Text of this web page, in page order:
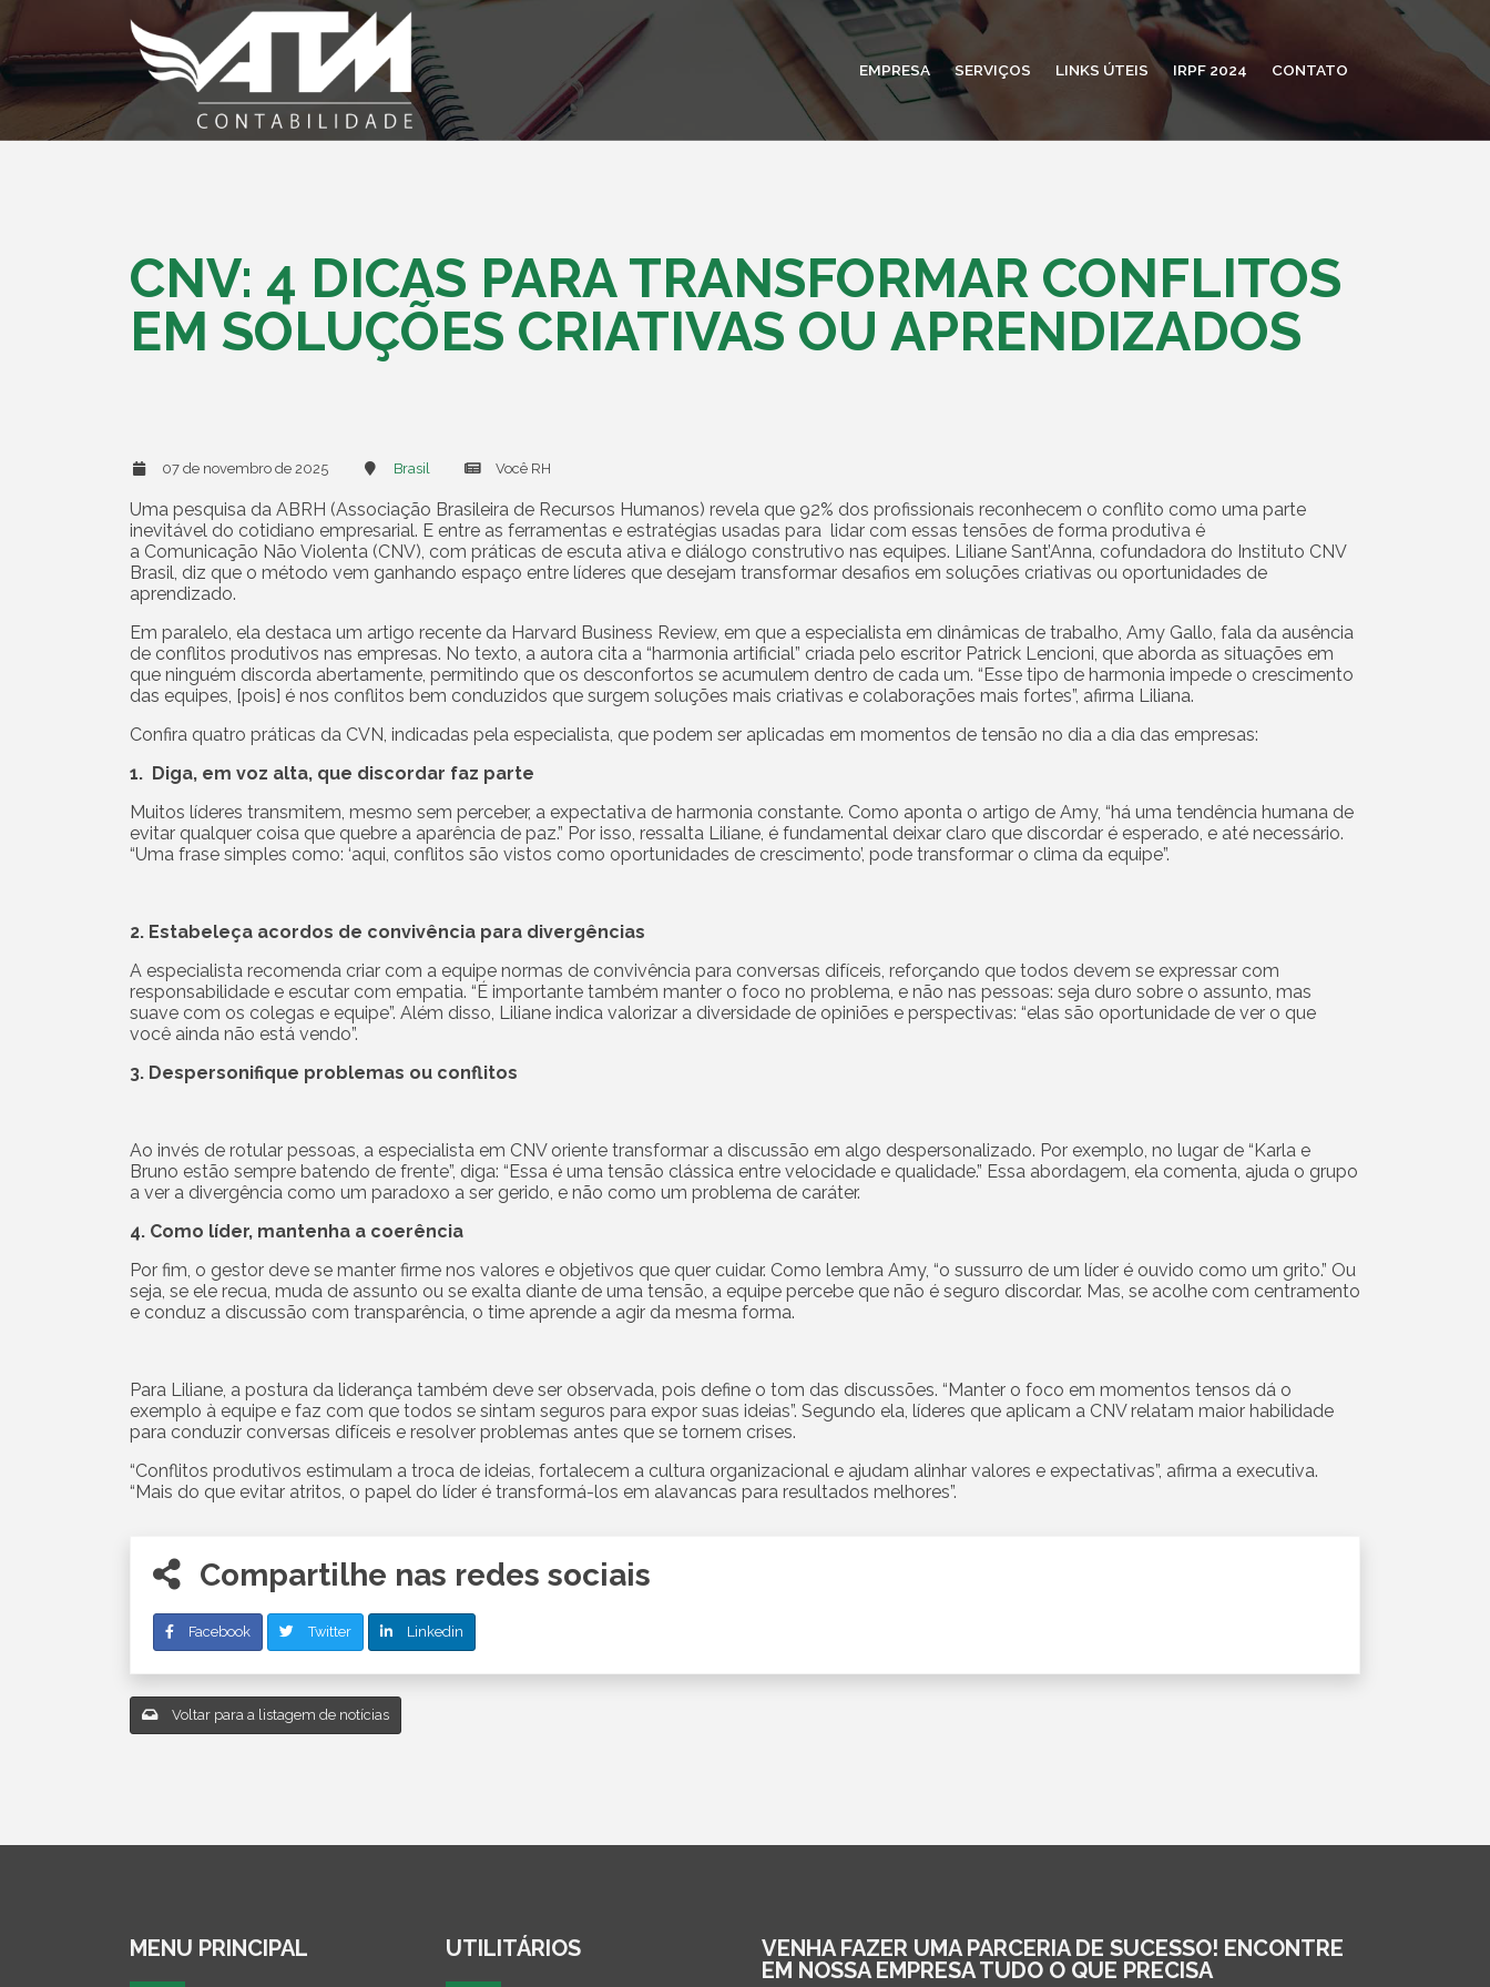
EMPRESA SERVIÇOS LINKS ÚTEIS IRPF 2024 CONTATO
CNV: 4 DICAS PARA TRANSFORMAR CONFLITOS
EM SOLUÇÕES CRIATIVAS OU APRENDIZADOS
07 de novembro de 2025 Brasil Você RH
Uma pesquisa da ABRH (Associação Brasileira de Recursos Humanos) revela que 92% dos profissionais reconhecem o conflito como uma parte
inevitável do cotidiano empresarial. E entre as ferramentas e estratégias usadas para lidar com essas tensões de forma produtiva é
a Comunicação Não Violenta (CNV), com práticas de escuta ativa e diálogo construtivo nas equipes. Liliane Sant’Anna, cofundadora do Instituto CNV
Brasil, diz que o método vem ganhando espaço entre líderes que desejam transformar desafios em soluções criativas ou oportunidades de
aprendizado.
Em paralelo, ela destaca um artigo recente da Harvard Business Review, em que a especialista em dinâmicas de trabalho, Amy Gallo, fala da ausência
de conflitos produtivos nas empresas. No texto, a autora cita a “harmonia artificial” criada pelo escritor Patrick Lencioni, que aborda as situações em
que ninguém discorda abertamente, permitindo que os desconfortos se acumulem dentro de cada um. “Esse tipo de harmonia impede o crescimento
das equipes, [pois] é nos conflitos bem conduzidos que surgem soluções mais criativas e colaborações mais fortes”, afirma Liliana.
Confira quatro práticas da CVN, indicadas pela especialista, que podem ser aplicadas em momentos de tensão no dia a dia das empresas:
1. Diga, em voz alta, que discordar faz parte
Muitos líderes transmitem, mesmo sem perceber, a expectativa de harmonia constante. Como aponta o artigo de Amy, “há uma tendência humana de
evitar qualquer coisa que quebre a aparência de paz.” Por isso, ressalta Liliane, é fundamental deixar claro que discordar é esperado, e até necessário.
“Uma frase simples como: ‘aqui, conflitos são vistos como oportunidades de crescimento’, pode transformar o clima da equipe”.
2. Estabeleça acordos de convivência para divergências
A especialista recomenda criar com a equipe normas de convivência para conversas difíceis, reforçando que todos devem se expressar com
responsabilidade e escutar com empatia. “É importante também manter o foco no problema, e não nas pessoas: seja duro sobre o assunto, mas
suave com os colegas e equipe”. Além disso, Liliane indica valorizar a diversidade de opiniões e perspectivas: “elas são oportunidade de ver o que
você ainda não está vendo”.
3. Despersonifique problemas ou conflitos
Ao invés de rotular pessoas, a especialista em CNV oriente transformar a discussão em algo despersonalizado. Por exemplo, no lugar de “Karla e
Bruno estão sempre batendo de frente”, diga: “Essa é uma tensão clássica entre velocidade e qualidade.” Essa abordagem, ela comenta, ajuda o grupo
a ver a divergência como um paradoxo a ser gerido, e não como um problema de caráter.
4. Como líder, mantenha a coerência
Por fim, o gestor deve se manter firme nos valores e objetivos que quer cuidar. Como lembra Amy, “o sussurro de um líder é ouvido como um grito.” Ou
seja, se ele recua, muda de assunto ou se exalta diante de uma tensão, a equipe percebe que não é seguro discordar. Mas, se acolhe com centramento
e conduz a discussão com transparência, o time aprende a agir da mesma forma.
Para Liliane, a postura da liderança também deve ser observada, pois define o tom das discussões. “Manter o foco em momentos tensos dá o
exemplo à equipe e faz com que todos se sintam seguros para expor suas ideias”. Segundo ela, líderes que aplicam a CNV relatam maior habilidade
para conduzir conversas difíceis e resolver problemas antes que se tornem crises.
“Conflitos produtivos estimulam a troca de ideias, fortalecem a cultura organizacional e ajudam alinhar valores e expectativas”, afirma a executiva.
“Mais do que evitar atritos, o papel do líder é transformá-los em alavancas para resultados melhores”.
Compartilhe nas redes sociais
Facebook Twitter Linkedin
Voltar para a listagem de notícias
MENU PRINCIPAL UTILITÁRIOS
VENHA FAZER UMA PARCERIA DE SUCESSO! ENCONTRE
EM NOSSA EMPRESA TUDO O QUE PRECISA